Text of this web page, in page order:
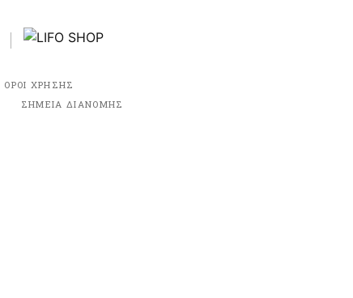
ΟΡΟΙ ΧΡΗΣΗΣ
ΣΗΜΕΙΑ ΔΙΑΝΟΜΗΣ